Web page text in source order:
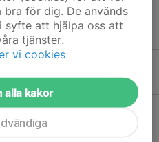
till lagkassan
för dig. De används
syfte att hjälpa oss att
tjänster.
vi cookies
alla kakor